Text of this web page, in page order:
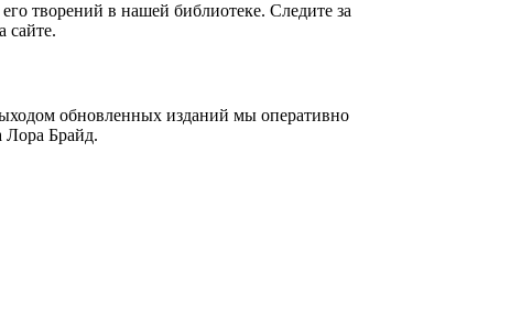
творений в нашей библиотеке. Следите за
сайте.
обновленных изданий мы оперативно
Лора Брайд.